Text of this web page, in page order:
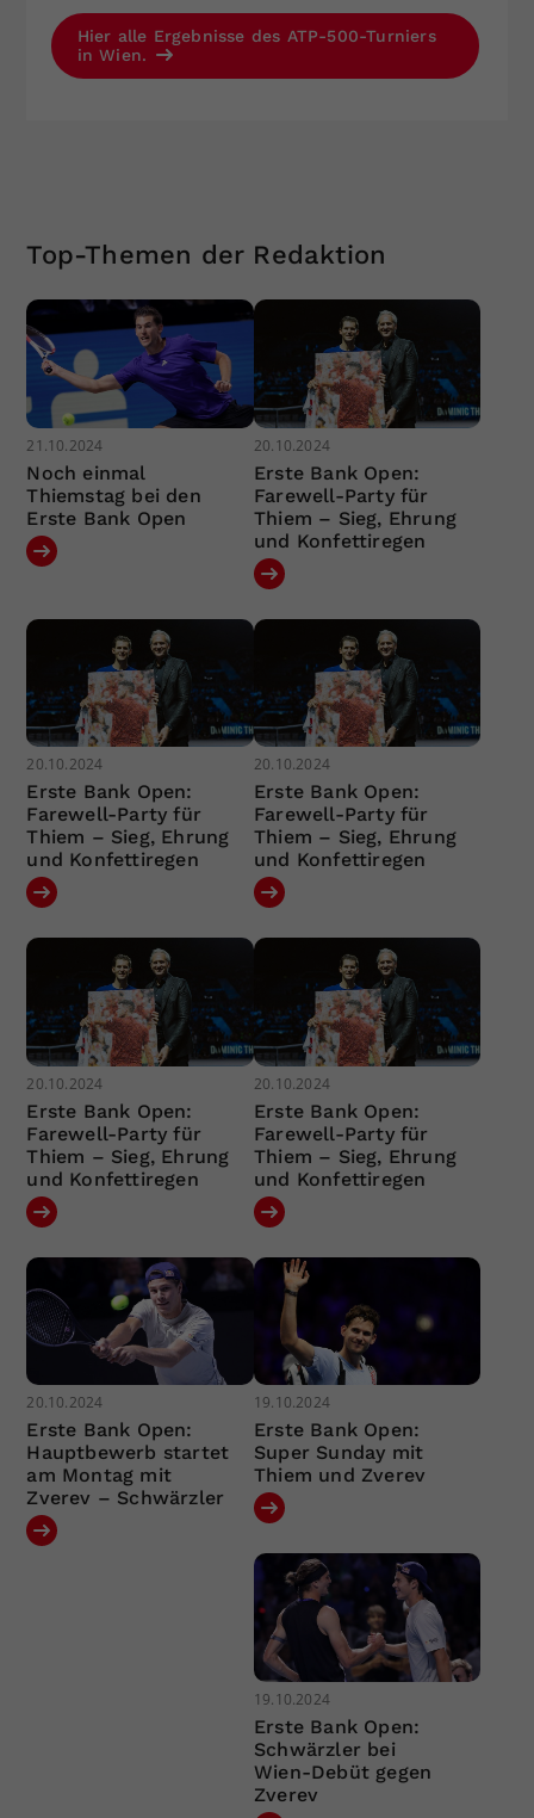
Hier alle Ergebnisse des ATP-500-Turniers
in Wien.
Top-Themen der Redaktion
21.10.2024
Noch einmal
Thiemstag bei den
Erste Bank Open
20.10.2024
Erste Bank Open:
Farewell-Party für
Thiem – Sieg, Ehrung
und Konfettiregen
20.10.2024
Erste Bank Open:
Farewell-Party für
Thiem – Sieg, Ehrung
und Konfettiregen
20.10.2024
Erste Bank Open:
Farewell-Party für
Thiem – Sieg, Ehrung
und Konfettiregen
20.10.2024
Erste Bank Open:
Farewell-Party für
Thiem – Sieg, Ehrung
und Konfettiregen
20.10.2024
Erste Bank Open:
Farewell-Party für
Thiem – Sieg, Ehrung
und Konfettiregen
20.10.2024
Erste Bank Open:
Hauptbewerb startet
am Montag mit
Zverev – Schwärzler
19.10.2024
Erste Bank Open:
Super Sunday mit
Thiem und Zverev
19.10.2024
Erste Bank Open:
Schwärzler bei
Wien-Debüt gegen
Zverev